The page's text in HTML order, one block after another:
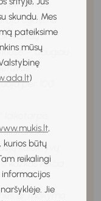
skundu. Mes
pateiksime
mūsų
)
,
kurios būtų
reikalingi
Jie
Kiekvienais
ugdymo
– daugiau
per 100
kolektyvų:
kažkas keičia
ar mokymo